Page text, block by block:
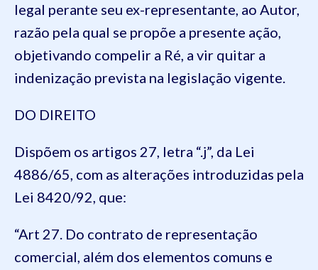
legal perante seu ex-representante, ao Autor,
razão pela qual se propõe a presente ação,
objetivando compelir a Ré, a vir quitar a
indenização prevista na legislação vigente.
DO DIREITO
Dispõem os artigos 27, letra “.j”, da Lei
4886/65, com as alterações introduzidas pela
Lei 8420/92, que:
“Art 27. Do contrato de representação
comercial, além dos elementos comuns e